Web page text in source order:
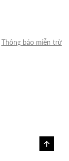
Thông báo miễn trừ